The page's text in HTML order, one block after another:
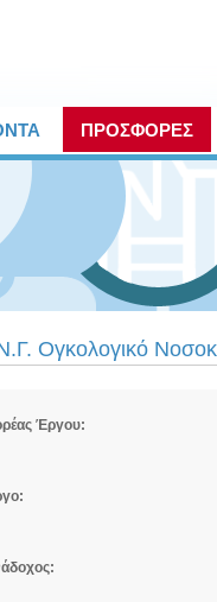
ΠΡΟΣΦΟΡΕΣ
Ογκολογικό
Έργου: